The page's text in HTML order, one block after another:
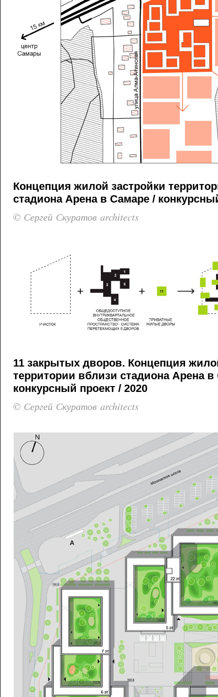
Концепция жилой застройки
стадиона Арена в Самаре /
© Сергей Скуратов architects
11 закрытых дворов. Концепция
территории вблизи стадиона Арена
конкурсный проект / 2020
© Сергей Скуратов architects